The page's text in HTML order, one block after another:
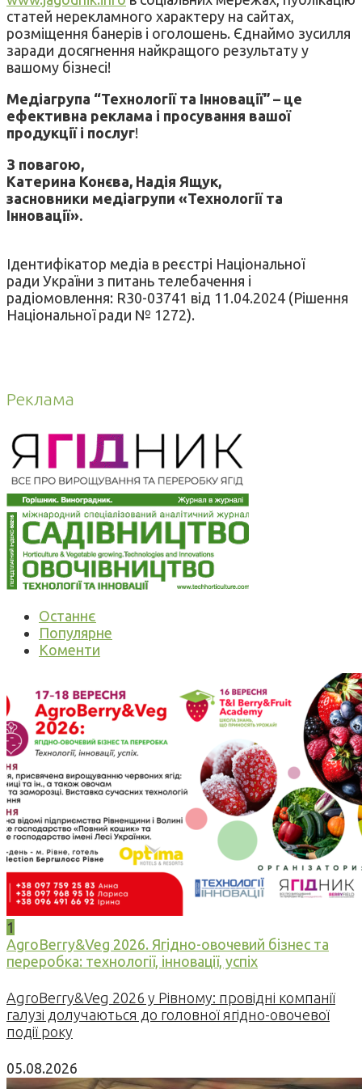
статей нерекламного характеру на сайтах,
розміщення банерів і оголошень. Єднаймо зусилля
заради досягнення найкращого результату у
вашому бізнесі!
Медіагрупа “Технології та Інновації” – це
ефективна реклама і просування вашої
продукції і послуг!
З повагою,
Катерина Конєва, Надія Ящук,
засновники медіагрупи «Технології та
Інновації».
Ідентифікатор медіа в реєстрі Національної
ради України з питань телебачення і
радіомовлення: R30-03741 від 11.04.2024 (Рішення
Національної ради № 1272).
Реклама
Останнє
Популярне
Коменти
1
AgroBerry&Veg 2026. Ягідно-овочевий бізнес та
переробка: технології, інновації, успіх
AgroBerry&Veg 2026 у Рівному: провідні компанії
галузі долучаються до головної ягідно-овочевої
події року
05.08.2026